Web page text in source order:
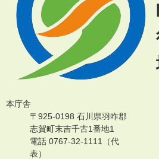
本庁舎
〒925-0198 石川県羽咋郡
志賀町末吉千古1番地1
電話 0767-32-1111（代
表）